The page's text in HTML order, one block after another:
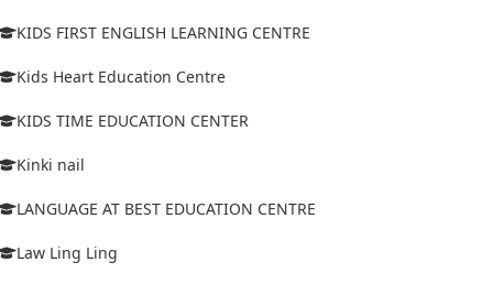
KIDS FIRST ENGLISH LEARNING CENTRE
Kids Heart Education Centre
KIDS TIME EDUCATION CENTER
Kinki nail
LANGUAGE AT BEST EDUCATION CENTRE
Law Ling Ling